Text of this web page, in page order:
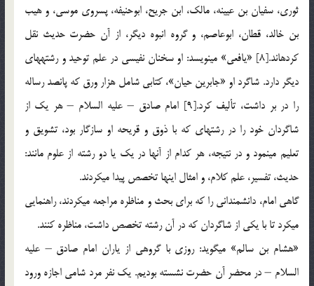
ثوری، سفیان بن عیینه، مالك، ابن جریح، ابوحنیفه، پسروی موسی، و هیب
بن خالد، قطان، ابوعاصم، و گروه انبوه دیگر، از آن حضرت حدیث نقل
كرده‏اند.[8] «یافعی» می‏نویسد: او سخنان نفیسی در علم توحید و رشته‏های
دیگر دارد. شاگرد او «جابرین حیان»، كتابی شامل هزار ورق كه پانصد رساله
را در بر داشت، تألیف كرد.[9] امام صادق – علیه السلام – هر یك از
شاگردان خود را در رشته‏ای كه با ذوق و قریحه او سازگار بود، تشویق و
تعلیم می‏نمود و در نتیجه، هر كدام از آنها در یك یا دو رشته از علوم مانند:
حدیث، تفسیر، علم كلام، و امثال اینها تخصص پیدا می‏كردند.
گاهی امام، دانشمندانی را كه برای بحث و مناظره مراجعه می‏كردند، راهنمایی
می‏كرد تا با یكی از شاگردان كه در آن رشته تخصص داشت، مناظره كنند.
«هشام بن سالم» می‏گوید: روزی با گروهی از یاران امام صادق – علیه
السلام – در محضر آن حضرت نشسته بودیم. یك نفر مرد شامی اجازه ورود